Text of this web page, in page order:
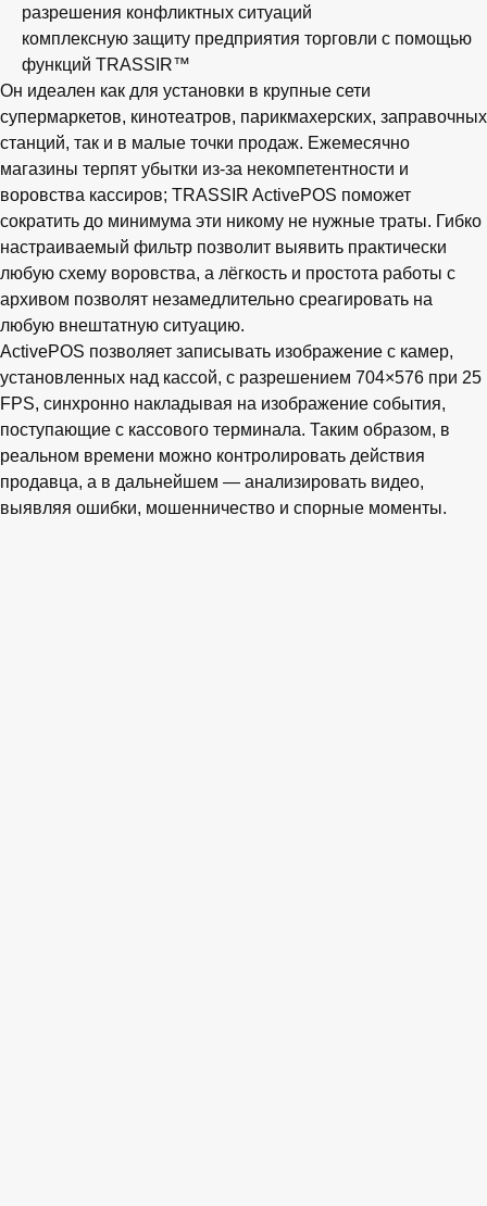
разрешения конфликтных ситуаций
комплексную защиту предприятия торговли с помощью
функций TRASSIR™
Он идеален как для установки в крупные сети
супермаркетов, кинотеатров, парикмахерских, заправочных
станций, так и в малые точки продаж. Ежемесячно
магазины терпят убытки из-за некомпетентности и
воровства кассиров; TRASSIR ActivePOS поможет
сократить до минимума эти никому не нужные траты. Гибко
настраиваемый фильтр позволит выявить практически
любую схему воровства, а лёгкость и простота работы с
архивом позволят незамедлительно среагировать на
любую внештатную ситуацию.
ActivePOS позволяет записывать изображение с камер,
установленных над кассой, с разрешением 704×576 при 25
FPS, синхронно накладывая на изображение события,
поступающие с кассового терминала. Таким образом, в
реальном времени можно контролировать действия
продавца, а в дальнейшем — анализировать видео,
выявляя ошибки, мошенничество и спорные моменты.